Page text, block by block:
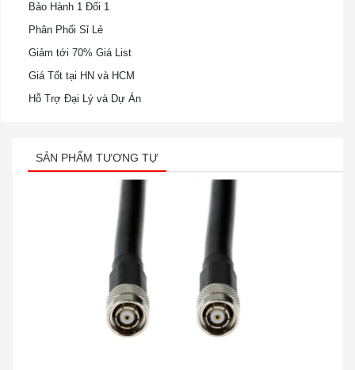
Bảo Hành 1 Đổi 1
Phân Phối Sỉ Lẻ
Giảm tới 70% Giá List
Giá Tốt tại HN và HCM
Hỗ Trợ Đại Lý và Dự Án
SẢN PHẨM TƯƠNG TỰ